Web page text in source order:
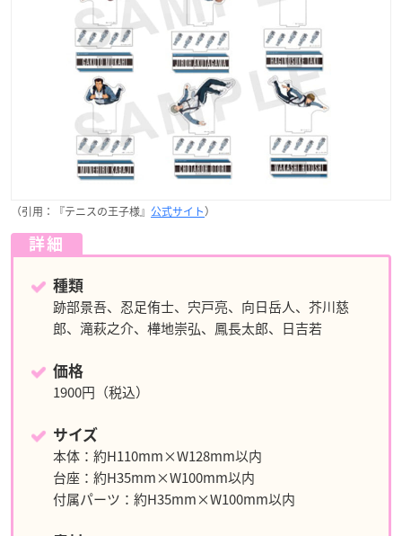
（引用：『テニスの王子様』 公式サイト）
詳細
種類
跡部景吾、忍足侑士、宍戸亮、向日岳人、芥川慈
郎、滝萩之介、樺地崇弘、鳳長太郎、日吉若
価格
1900円（税込）
サイズ
本体：約H110mm×W128mm以内
台座：約H35mm×W100mm以内
付属パーツ：約H35mm×W100mm以内